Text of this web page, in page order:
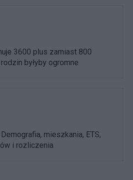
3600 plus zamiast 800
byłyby ogromne
mieszkania, ETS,
i rozliczenia